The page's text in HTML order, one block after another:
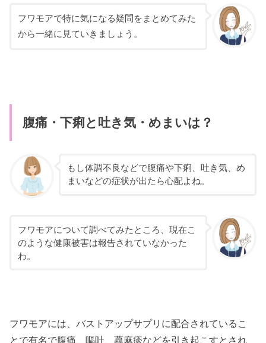
フワモアで特に気になる疑問をまとめてみた
から一緒に見ていきましょう。
腹痛・下痢と吐き気・めまいは？
もし体調不良などで腹痛や下痢、吐き気、め
まいなどの症状が出たら心配よね。
フワモアについて調べてみたところ、現在こ
のような健康被害は報告されていなかった
わ。
フワモアには、バストアップサプリに配合されているこ
とで有名で腹痛、嘔吐、蕁麻疹などを引き起こすとされ